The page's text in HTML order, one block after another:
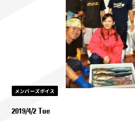
メンバーズボイス
2019/4/2 Tue